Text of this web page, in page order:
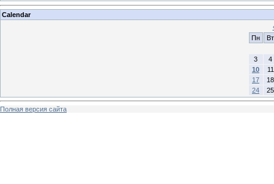
Calendar
Пн
Вт
3
4
10
11
17
18
24
25
Полная версия сайта